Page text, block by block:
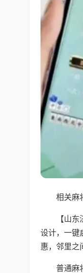
相关麻
【山
设计，一键
惠，邻里之
普通麻